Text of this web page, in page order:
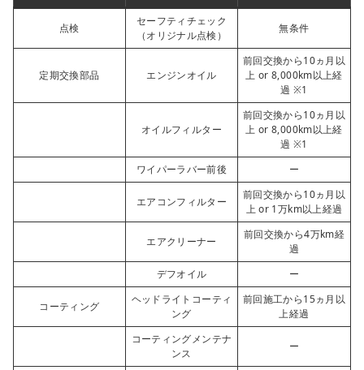
点検
セーフティチェック
（オリジナル点検）
無条件
定期交換部品 エンジンオイル
前回交換から10ヵ月以
上 or 8,000km以上経
過 ※1
オイルフィルター
前回交換から10ヵ月以
上 or 8,000km以上経
過 ※1
ワイパーラバー前後
ー
エアコンフィルター
前回交換から10ヵ月以
上 or 1万km以上経過
エアクリーナー
前回交換から4万km経
過
デフオイル
ー
コーティング
ヘッドライトコーティ
ング
前回施工から15ヵ月以
上経過
コーティングメンテナ
ンス
ー